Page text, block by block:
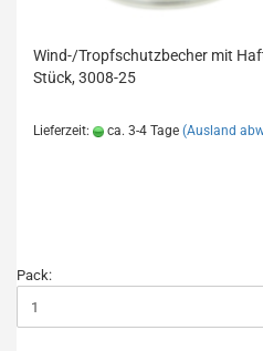
Wind-/Tropfschutzbecher mit
Stück, 3008-25
Lieferzeit: ca. 3-4 Tage (Ausland
Pack: